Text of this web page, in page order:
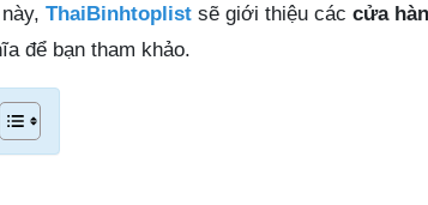
ThaiBinhtoplist sẽ giới thiệu các cửa
để bạn tham khảo.